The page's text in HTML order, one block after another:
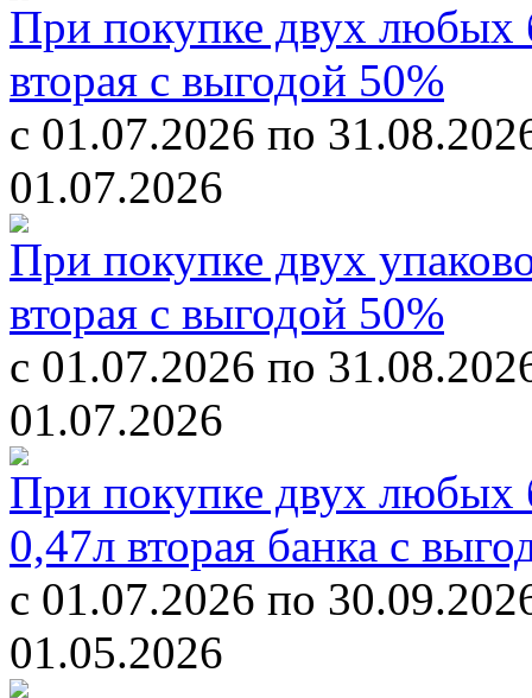
При покупке двух любых
вторая с выгодой 50%
с 01.07.2026 по
01.07.2026
При покупке двух
вторая с выгодой 50%
с 01.07.2026 по
01.07.2026
При покупке двух любых
0,47л вторая банка с
с 01.07.2026 по
01.05.2026